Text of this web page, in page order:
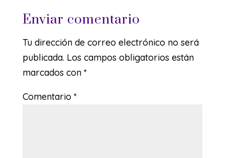
Enviar comentario
Tu dirección de correo electrónico no será
publicada. Los campos obligatorios están
marcados con *
Comentario *